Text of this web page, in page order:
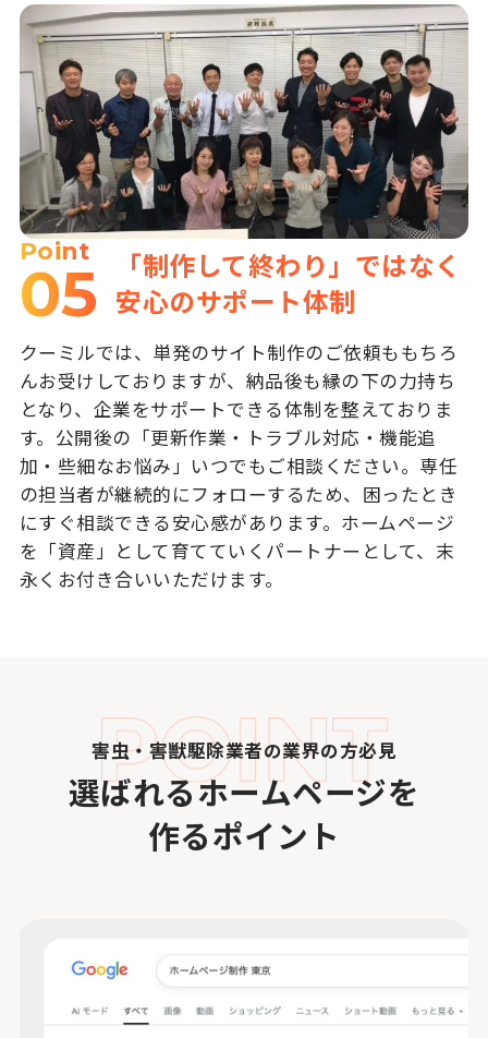
Point
05
「制作して終わり」ではなく
安心のサポート体制
クーミルでは、単発のサイト制作のご依頼ももちろ
んお受けしておりますが、納品後も縁の下の力持ち
となり、企業をサポートできる体制を整えておりま
す。公開後の「更新作業・トラブル対応・機能追
加・些細なお悩み」いつでもご相談ください。専任
の担当者が継続的にフォローするため、困ったとき
にすぐ相談できる安心感があります。ホームページ
を「資産」として育てていくパートナーとして、末
永くお付き合いいただけます。
害虫・害獣駆除業者の業界の方必見
選ばれるホームページを
作るポイント